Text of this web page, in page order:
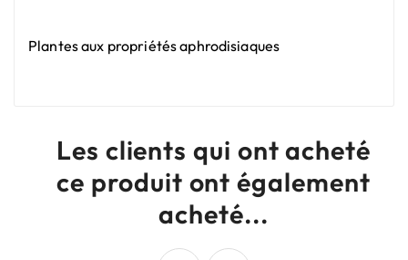
Plantes aux propriétés aphrodisiaques
Les clients qui ont acheté
ce produit ont également
acheté...